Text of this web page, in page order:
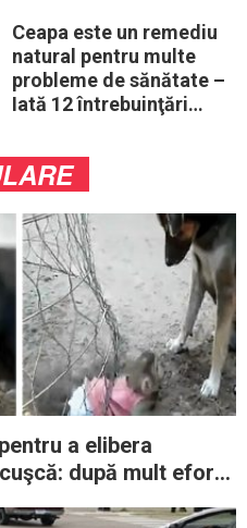
Ceapa este un remediu
natural pentru multe
probleme de sănătate –
Iată 12 întrebuinţări
a elibera
după mult efort,